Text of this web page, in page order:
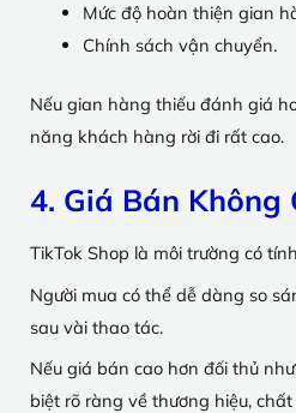
Mức độ hoàn thiện gian
Chính sách vận chuyển.
Nếu gian hàng thiếu đánh giá
năng khách hàng rời đi rất cao.
4. Giá Bán Không
TikTok Shop là môi trường có
Người mua có thể dễ dàng so
sau vài thao tác.
Nếu giá bán cao hơn đối thủ
biệt rõ ràng về thương hiệu,